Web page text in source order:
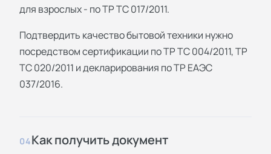
для взрослых - по ТР ТС 017/2011.
Подтвердить качество бытовой техники нужно
посредством сертификации по ТР ТС 004/2011, ТР
ТС 020/2011 и декларирования по ТР ЕАЭС
037/2016.
04Как получить документ